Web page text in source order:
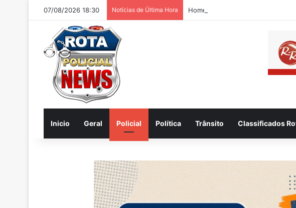
07/08/2026 18:30 Notícias de Última Hora Homem é preso após ser
Inicio Geral Policial Política Trânsito Classificados